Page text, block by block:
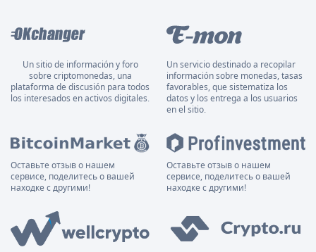
Un sitio de información y foro
sobre criptomonedas, una
plataforma de discusión para todos
los interesados en activos digitales.
Un servicio destinado a recopilar
información sobre monedas, tasas
favorables, que sistematiza los
datos y los entrega a los usuarios
en el sitio.
Оставьте отзыв о нашем
сервисе, поделитесь о вашей
находке с другими!
Оставьте отзыв о нашем
сервисе, поделитесь о вашей
находке с другими!